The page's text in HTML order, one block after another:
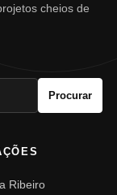
cheios de
Procurar
Ribeiro